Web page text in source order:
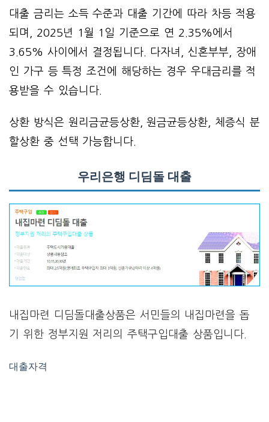
대출 금리는 소득 수준과 대출 기간에 따라 차등 적용
되며, 2025년 1월 1일 기준으로 연 2.35%에서
3.65% 사이에서 결정됩니다. 다자녀, 신혼부부, 장애
인 가구 등 특정 조건에 해당하는 경우 우대금리를 적
용받을 수 있습니다.
상환 방식은 원리금균등상환, 원금균등상환, 체증식 분
할상환 중 선택 가능합니다.
우리은행 디딤돌 대출
내집마련 디딤돌대출상품은 서민들의 내집마련을 돕
기 위한 정부지원 저리의 주택구입대출 상품입니다.
대출자격